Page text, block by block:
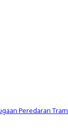
Peredaran